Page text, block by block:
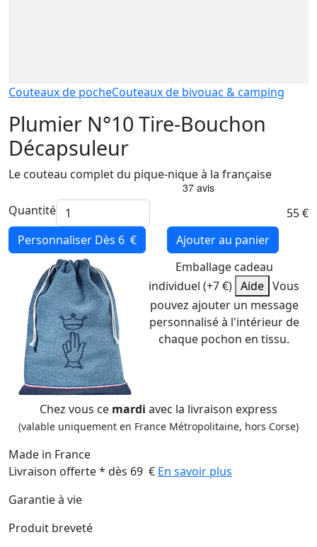
Couteaux de pocheCouteaux de bivouac & camping
Plumier N°10 Tire-Bouchon
Décapsuleur
Le couteau complet du pique-nique à la française
Quantité
55 €
Personnaliser Dès 6 €
Ajouter au panier
Emballage cadeau
individuel (+7 €) Aide Vous
pouvez ajouter un message
personnalisé à l'intérieur de
chaque pochon en tissu.
Chez vous ce mardi avec la livraison express
(valable uniquement en France Métropolitaine, hors Corse)
Made in France
Livraison offerte * dès 69 € En savoir plus
Garantie à vie
Produit breveté